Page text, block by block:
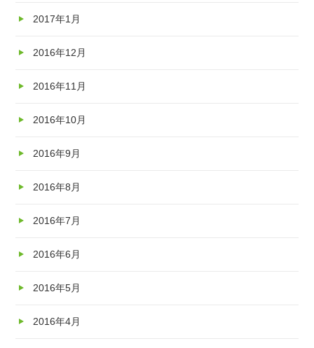
2017年1月
2016年12月
2016年11月
2016年10月
2016年9月
2016年8月
2016年7月
2016年6月
2016年5月
2016年4月